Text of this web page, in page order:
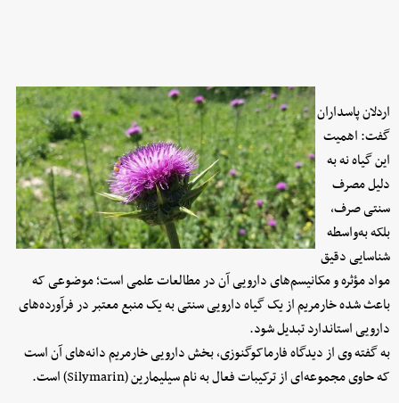
اردلان پاسداران
گفت: اهمیت
این گیاه نه به‌
دلیل مصرف
سنتی صرف،
بلکه به‌واسطه
شناسایی دقیق
مواد مؤثره و مکانیسم‌های دارویی آن در مطالعات علمی است؛ موضوعی که
باعث شده خارمریم از یک گیاه دارویی سنتی به یک منبع معتبر در فرآورده‌های
دارویی استاندارد تبدیل شود.
به گفته وی از دیدگاه فارماکوگنوزی، بخش دارویی خارمریم دانه‌های آن است
که حاوی مجموعه‌ای از ترکیبات فعال به نام سیلیمارین (Silymarin) است.